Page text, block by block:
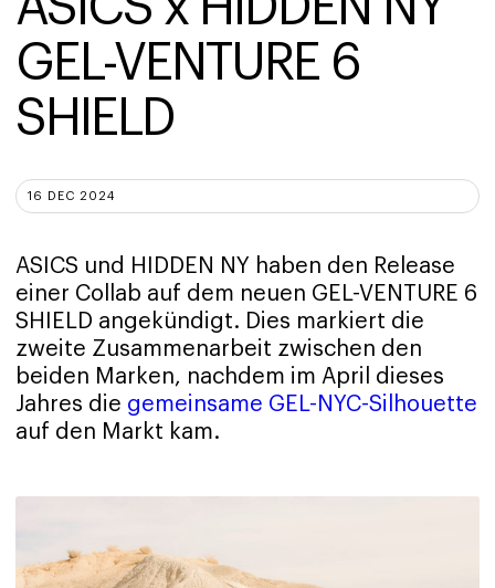
GEL-VENTURE 6
SHIELD
16 DEC 2024
ASICS und HIDDEN NY haben den Release
einer Collab auf dem neuen GEL-VENTURE 6
SHIELD angekündigt. Dies markiert die
zweite Zusammenarbeit zwischen den
beiden Marken, nachdem im April dieses
Jahres die gemeinsame GEL-NYC-Silhouette
auf den Markt kam.